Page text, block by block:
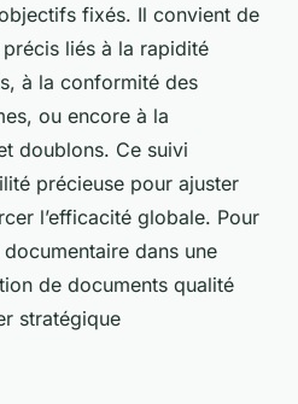
fixés. Il convient de
liés à la rapidité
à la conformité des
ou encore à la
doublons. Ce suivi
précieuse pour ajuster
l’efficacité globale. Pour
dans une
de documents qualité
stratégique